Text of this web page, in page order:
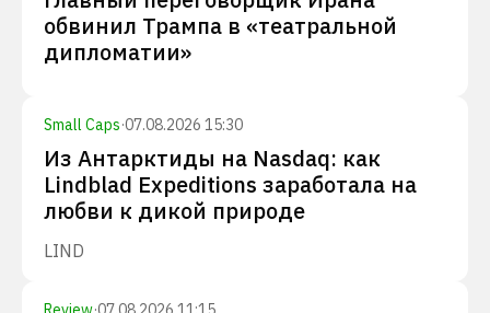
обвинил Трампа в «театральной
дипломатии»
Small Caps·07.08.2026 15:30
Из Антарктиды на Nasdaq: как
Lindblad Expeditions заработала на
любви к дикой природе
LIND